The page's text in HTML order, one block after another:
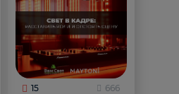
15 666